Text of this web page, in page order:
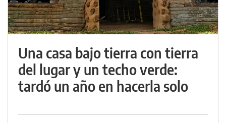
Una casa bajo tierra con tierra
del lugar y un techo verde:
tardó un año en hacerla solo